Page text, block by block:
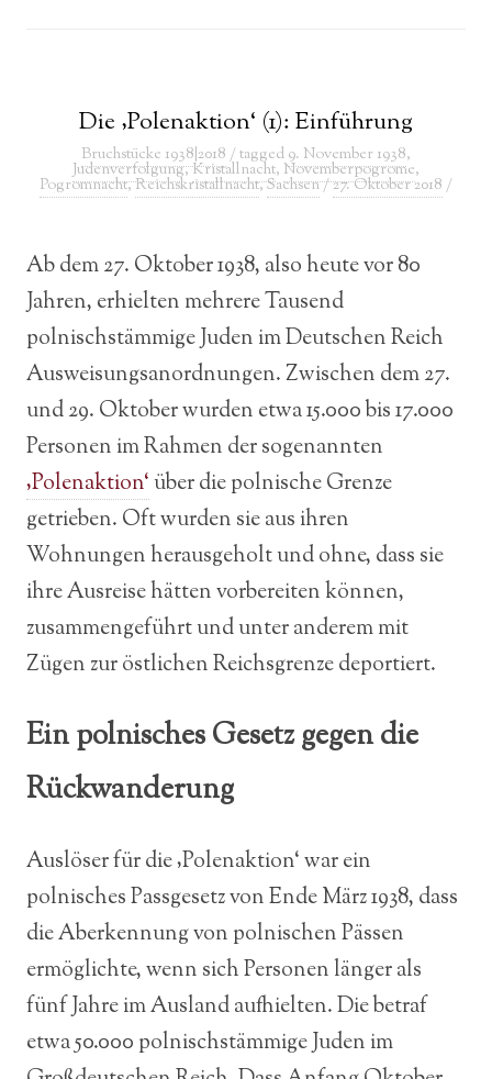
Die ‚Polenaktion‘ (1): Einführung
Bruchstücke 1938|2018 / tagged 9. November 1938,
Judenverfolgung,Kristallnacht, Novemberpogrome,
Pogromnacht,Reichskristallnacht,Sachsen/27. Oktober 2018 /
Ab dem 27. Oktober 1938, also heute vor 80
Jahren, erhielten mehrere Tausend
polnischstämmige Juden im Deutschen Reich
Ausweisungsanordnungen. Zwischen dem 27.
und 29. Oktober wurden etwa 15.000 bis 17.000
Personen im Rahmen der sogenannten
‚Polenaktion‘über die polnische Grenze
getrieben. Oft wurden sie aus ihren
Wohnungen herausgeholt und ohne, dass sie
ihre Ausreise hätten vorbereiten können,
zusammengeführt und unter anderem mit
Zügen zur östlichen Reichsgrenze deportiert.
Ein polnisches Gesetz gegen die
Rückwanderung
Auslöser für die ‚Polenaktion‘ war ein
polnisches Passgesetz von Ende März 1938, dass
die Aberkennung von polnischen Pässen
ermöglichte, wenn sich Personen länger als
fünf Jahre im Ausland aufhielten. Die betraf
etwa 50.000 polnischstämmige Juden im